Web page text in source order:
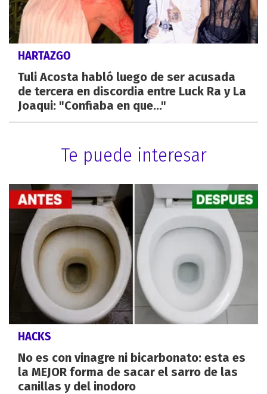
HARTAZGO
Tuli Acosta habló luego de ser acusada
de tercera en discordia entre Luck Ra y La
Joaqui: "Confiaba en que..."
Te puede interesar
HACKS
No es con vinagre ni bicarbonato: esta es
la MEJOR forma de sacar el sarro de las
canillas y del inodoro